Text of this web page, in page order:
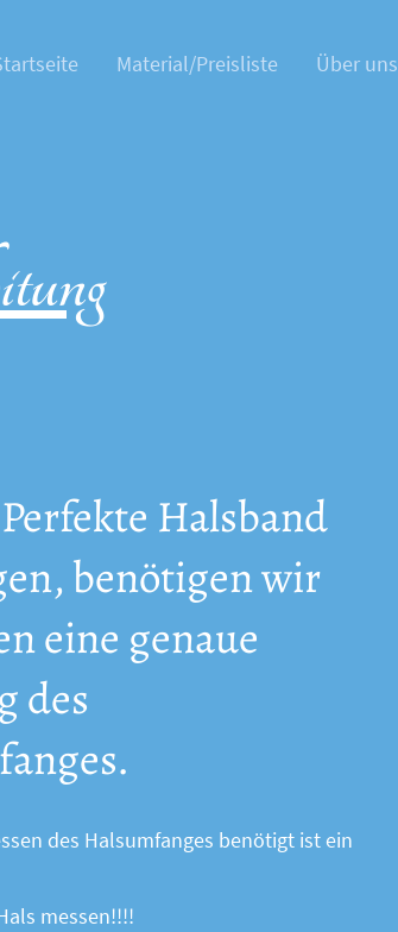
Material/Preisliste Über uns
Halsband
benötigen wir
eine genaue
des
des Halsumfanges benötigt ist ein
messen!!!!